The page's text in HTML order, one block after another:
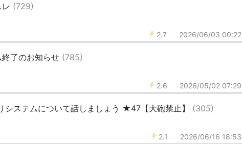
(729)
2.7 2026/06/03 00:22
了のお知らせ (785)
2.6 2026/05/02 07:29
システムについて話しましょう ★47【大砲禁止】 (305)
2.1 2026/06/16 18:53